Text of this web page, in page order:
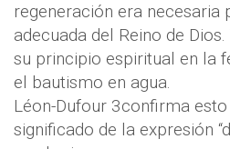
regeneración era necesaria
adecuada del Reino de
su principio espiritual en la
el bautismo en agua.
Léon-Dufour 3confirma
significado de la expresión